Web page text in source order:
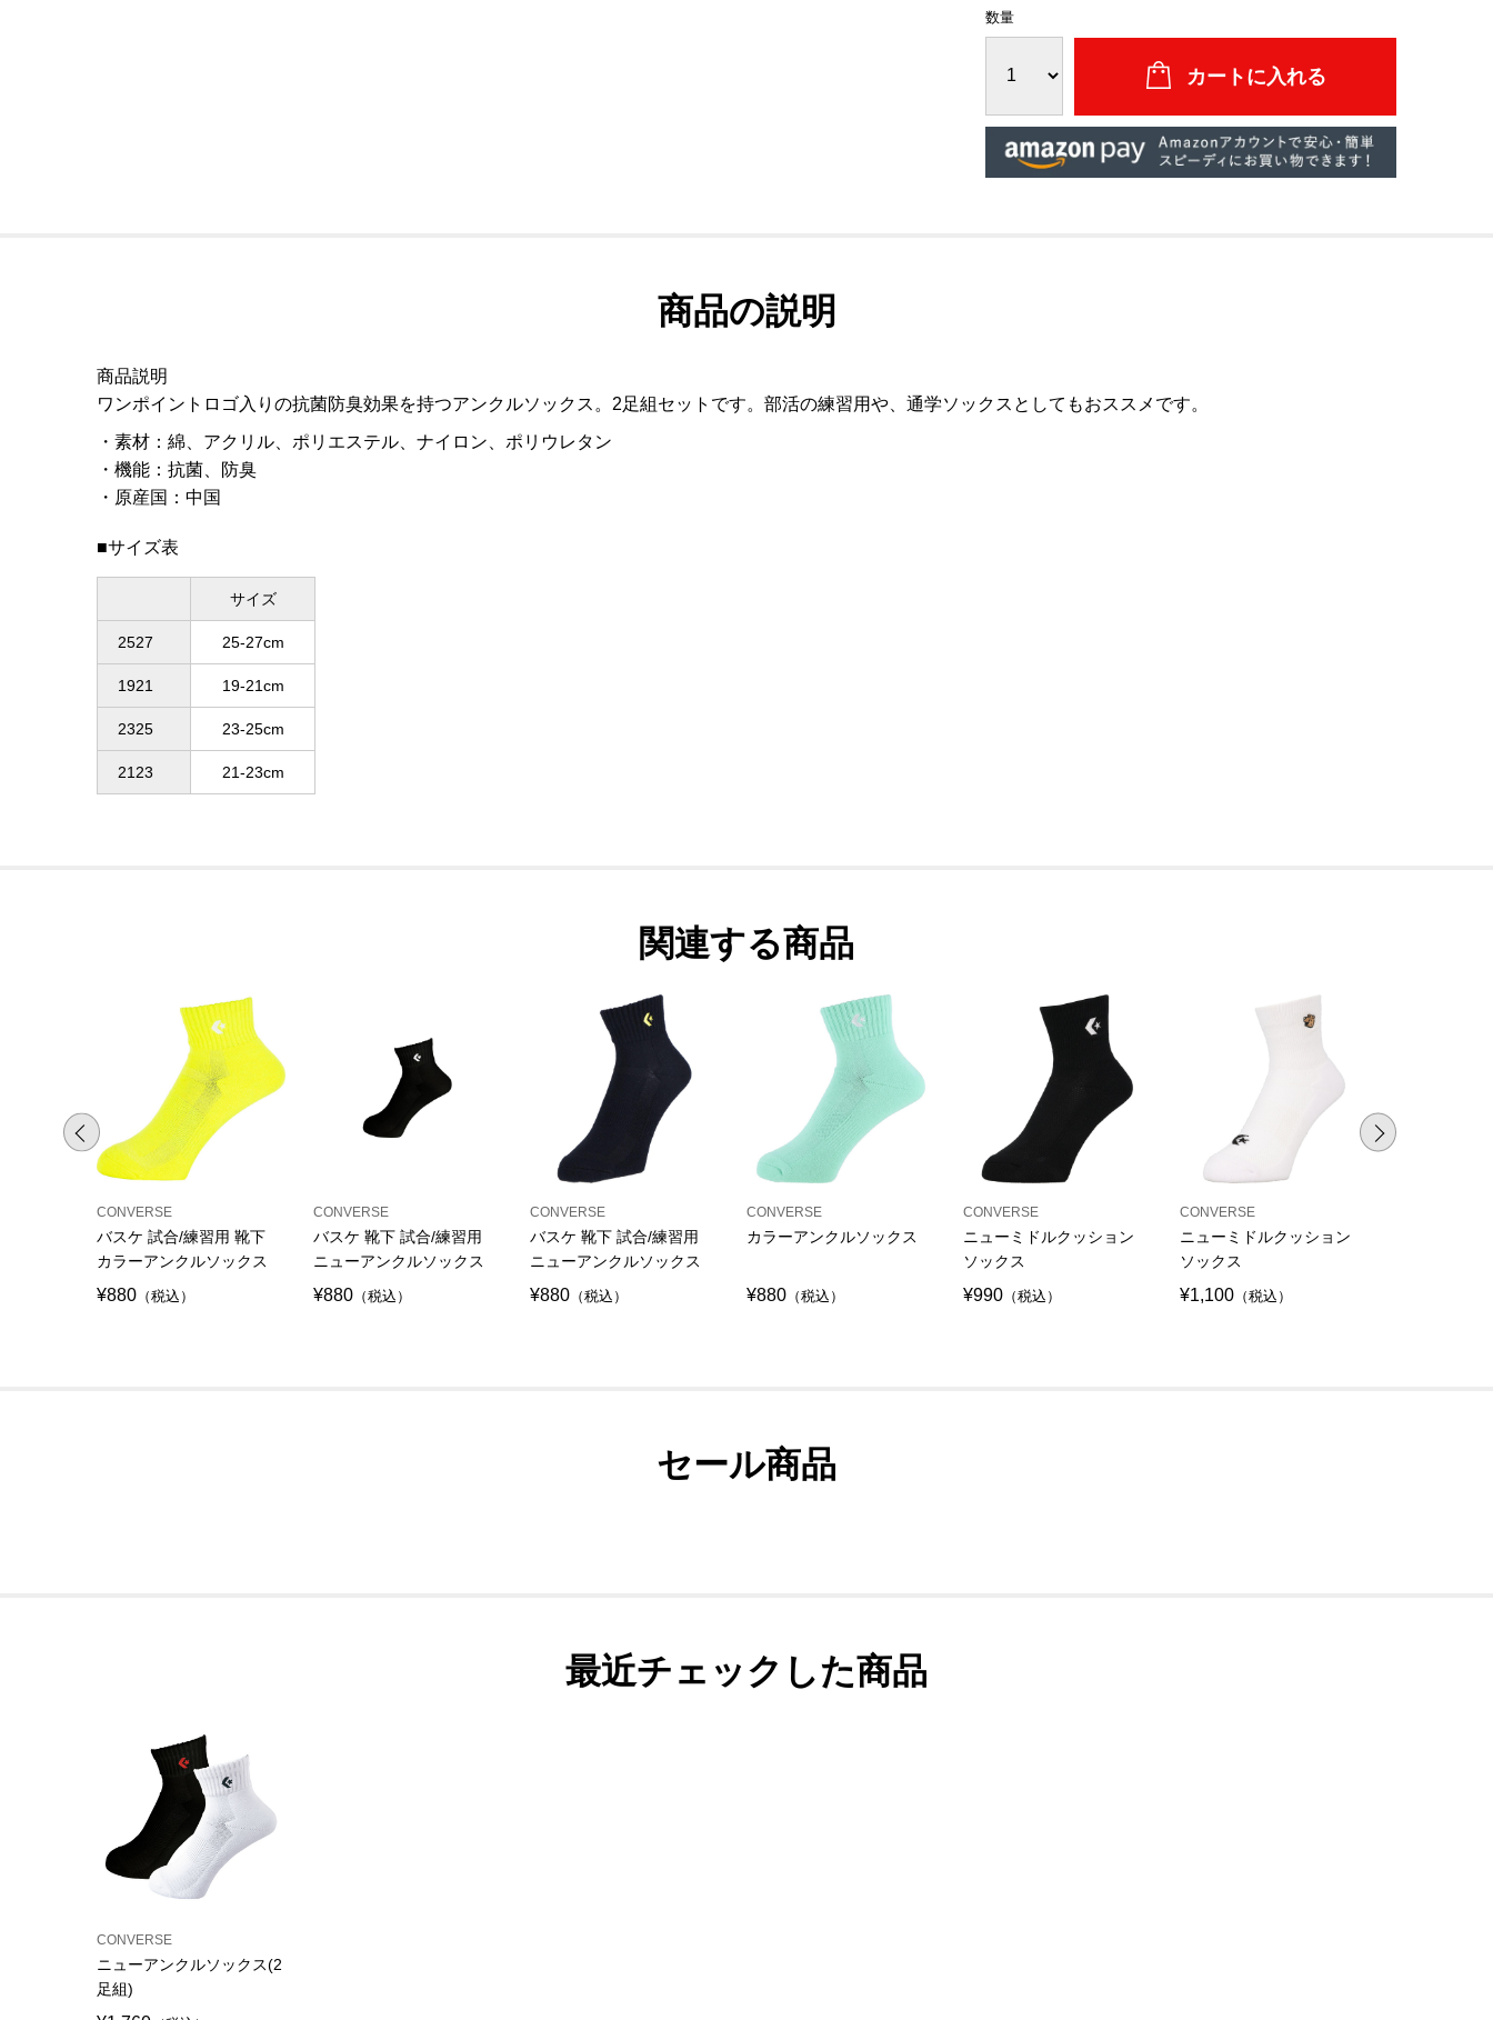
数量
商品の説明
商品説明
ワンポイントロゴ入りの抗菌防臭効果を持つアンクルソックス。2足組セットです。部活の練習用や、通学ソックスとしてもおススメです。
素材 ： 綿、アクリル、ポリエステル、ナイロン、ポリウレタン
機能 ： 抗菌、防臭
原産国 ： 中国
■サイズ表
サイズ
2527 25-27cm
1921 19-21cm
2325 23-25cm
2123 21-23cm
関連する商品
CONVERSE
バスケ 試合/練習用 靴下
カラーアンクルソックス
¥880 （税込）
CONVERSE
バスケ 靴下 試合/練習用
ニューアンクルソックス
¥880 （税込）
CONVERSE
バスケ 靴下 試合/練習用
ニューアンクルソックス
¥880 （税込）
CONVERSE
カラーアンクルソックス
¥880 （税込）
CONVERSE
ニューミドルクッション
ソックス
¥990 （税込）
CONVERSE
ニューミドルクッション
ソックス
¥1,100 （税込）
セール商品
最近チェックした商品
CONVERSE
ニューアンクルソックス(2
足組)